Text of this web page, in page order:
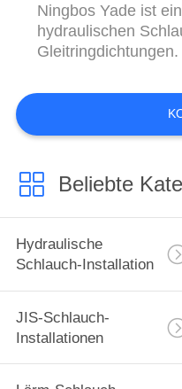
Ningbos Yade ist
hydraulischen
Gleitringdichtungen.
Beliebte
Hydraulische
Schlauch-Installation
JIS-Schlauch-
Installationen